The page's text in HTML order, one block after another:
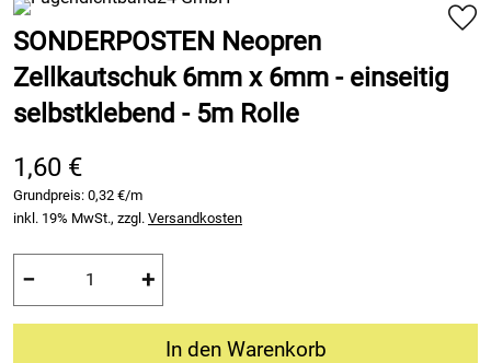
SONDERPOSTEN Neopren
Zellkautschuk 6mm x 6mm - einseitig
selbstklebend - 5m Rolle
1,60 €
Grundpreis: 0,32 €/m
inkl. 19% MwSt., zzgl. Versandkosten
− +
In den Warenkorb